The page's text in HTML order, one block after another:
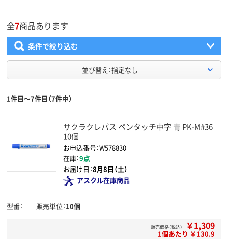
全7商品あります
条件で絞り込む
並び替え：指定なし
1件目～7件目（7件中）
サクラクレパス ペンタッチ中字 青 PK-M#36
10個
お申込番号：W578830
在庫：9点
お届け日：8月8日（土）
アスクル在庫商品
型番 販売単位 10個
販売価格（税込） ￥1,309
1個あたり ￥130.9